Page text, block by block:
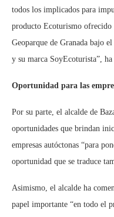
todos los implicados para
producto Ecoturismo ofrecido
Geoparque de Granada bajo
y su marca SoyEcoturista”, ha
Oportunidad para las
Por su parte, el alcalde de
oportunidades que brindan
empresas autóctonas “para
oportunidad que se traduce
Asimismo, el alcalde ha
papel importante “en todo el